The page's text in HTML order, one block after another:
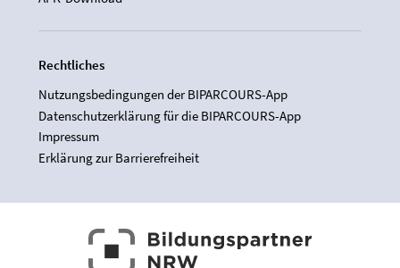
Rechtliches
Nutzungsbedingungen der BIPARCOURS-App
Datenschutzerklärung für die BIPARCOURS-App
Impressum
Erklärung zur Barrierefreiheit